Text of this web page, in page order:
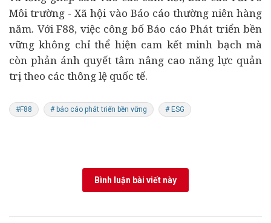
Môi trường - Xã hội vào Báo cáo thường niên hàng
năm. Với F88, việc công bố Báo cáo Phát triển bền
vững không chỉ thể hiện cam kết minh bạch mà
còn phản ánh quyết tâm nâng cao năng lực quản
trị theo các thông lệ quốc tế.
#F88 # báo cáo phát triển bền vững # ESG
Bình luận bài viết này